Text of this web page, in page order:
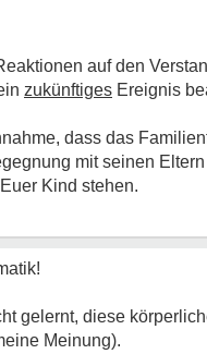
auf den
zukünftiges Ereignis
dass das
mit seinen
Kind stehen.
gelernt, diese
Meinung).